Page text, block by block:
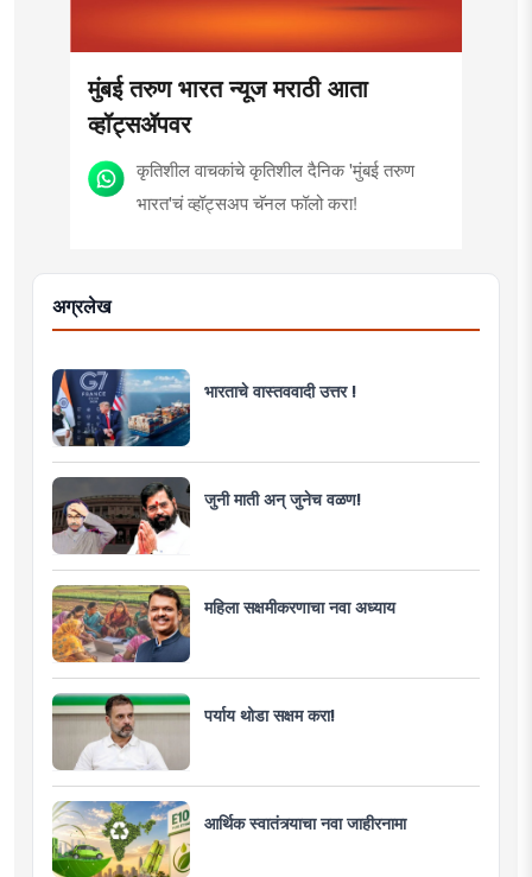
मुंबई तरुण भारत न्यूज मराठी आता
व्हॉट्सॲपवर
कृतिशील वाचकांचे कृतिशील दैनिक 'मुंबई तरुण
भारत'चं व्हॉट्सअप चॅनल फॉलो करा!
अग्रलेख
भारताचे वास्तववादी उत्तर !
जुनी माती अन् जुनेच वळण!
महिला सक्षमीकरणाचा नवा अध्याय
पर्याय थोडा सक्षम करा!
आर्थिक स्वातंत्र्याचा नवा जाहीरनामा